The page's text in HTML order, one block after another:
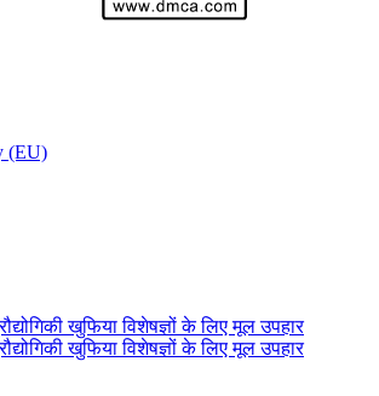
(EU)
खुफिया विशेषज्ञों के लिए मूल उपहार
खुफिया विशेषज्ञों के लिए मूल उपहार